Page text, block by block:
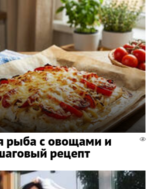
рыба с овощами и
рецепт